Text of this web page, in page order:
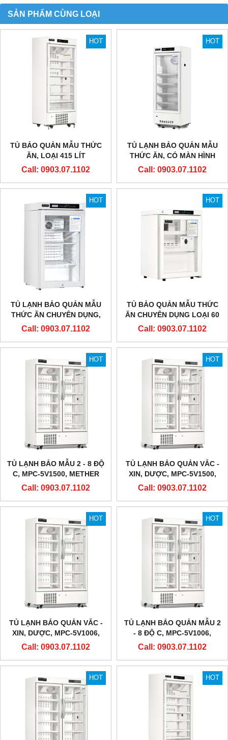
SẢN PHẨM CÙNG LOẠI
HOT
TỦ BẢO QUẢN MẪU THỨC
ĂN, LOẠI 415 LÍT
Call: 0903.07.1102
HOT
TỦ LẠNH BẢO QUẢN MẪU
THỨC ĂN, CÓ MÀN HÌNH
NHIỆT ĐỘ
Call: 0903.07.1102
HOT
TỦ LẠNH BẢO QUẢN MẪU
THỨC ĂN CHUYÊN DỤNG,
LOẠI 100 LÍT (CÓ MÀN HÌNH
Call: 0903.07.1102
HOT
TỦ BẢO QUẢN MẪU THỨC
ĂN CHUYÊN DỤNG LOẠI 60
LÍT
Call: 0903.07.1102
HOT
TỦ LẠNH BẢO MẪU 2 - 8 ĐỘ
C, MPC-5V1500, METHER
BIOMEDICAL
Call: 0903.07.1102
HOT
TỦ LẠNH BẢO QUẢN VẮC -
XIN, DƯỢC, MPC-5V1500,
METHER BIOMEDICAL
Call: 0903.07.1102
HOT
TỦ LẠNH BẢO QUẢN VẮC -
XIN, DƯỢC, MPC-5V1006,
METHER BIOMEDICAL
Call: 0903.07.1102
HOT
TỦ LẠNH BẢO QUẢN MẪU 2
- 8 ĐỘ C, MPC-5V1006,
METHER BIOMEDICAL
Call: 0903.07.1102
HOT HOT